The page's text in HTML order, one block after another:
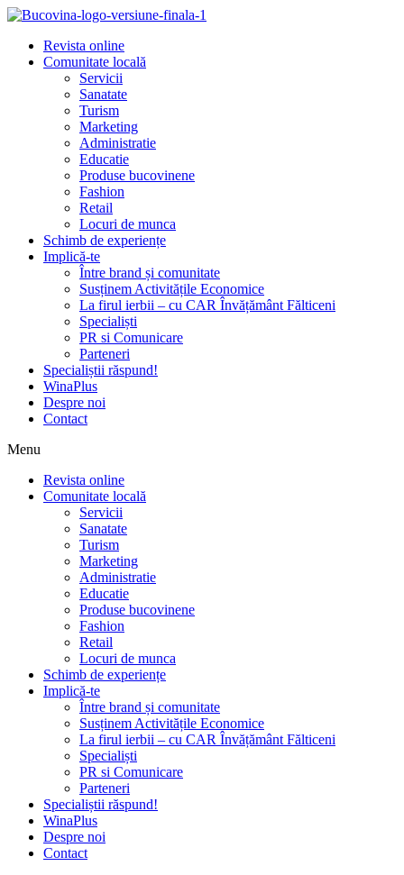
Revista online
Comunitate locală
Servicii
Sanatate
Turism
Marketing
Administratie
Educatie
Produse bucovinene
Fashion
Retail
Locuri de munca
Schimb de experiențe
Implică-te
Între brand și comunitate
Susținem Activitățile Economice
La firul ierbii – cu CAR Învățământ Fălticeni
Specialiști
PR si Comunicare
Parteneri
Specialiștii răspund!
WinaPlus
Despre noi
Contact
Menu
Revista online
Comunitate locală
Servicii
Sanatate
Turism
Marketing
Administratie
Educatie
Produse bucovinene
Fashion
Retail
Locuri de munca
Schimb de experiențe
Implică-te
Între brand și comunitate
Susținem Activitățile Economice
La firul ierbii – cu CAR Învățământ Fălticeni
Specialiști
PR si Comunicare
Parteneri
Specialiștii răspund!
WinaPlus
Despre noi
Contact